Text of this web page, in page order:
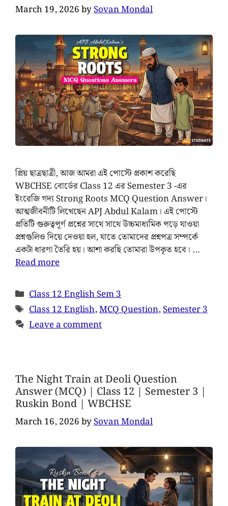
March 19, 2026bySovan Mondal
প্রিয় ছাত্রছাত্রী, আজ আমরা এই পোস্টে প্রকাশ করেছি
WBCHSE বোর্ডের Class 12 এর Semester 3 -এর
ইংরেজি গদ্য Strong Roots MCQ Question Answer।
আত্মজীবনীটি লিখেছেন APJ Abdul Kalam। এই পোস্টে
প্রতিটি গুরুত্বপূর্ণ প্রশ্নের সাথে সাথে উচ্চমাধ্যমিক পড়ে যাওয়া
প্রশ্নগুলিও দিয়ে দেওয়া হল, যাতে তোমাদের প্রশ্নপত্র সম্পর্কে
একটা ধারণা তৈরি হয়। আশা করছি তোমারা উপকৃত হবে। …
Read more
Class 12 English Sem 3
Class 12 English,MCQ Question,Semester 3
Leave a comment
The Night Train at Deoli Question
Answer (MCQ) | Class 12 | Semester 3 |
Ruskin Bond | WBCHSE
March 16, 2026bySovan Mondal